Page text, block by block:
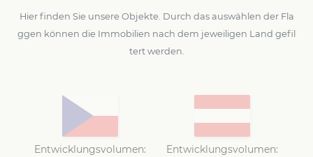
Hier finden Sie unsere Objekte. Durch das auswählen der Fla
ggen können die Immobilien nach dem jeweiligen Land gefil
tert werden.
Entwicklungsvolumen: Entwicklungsvolumen: